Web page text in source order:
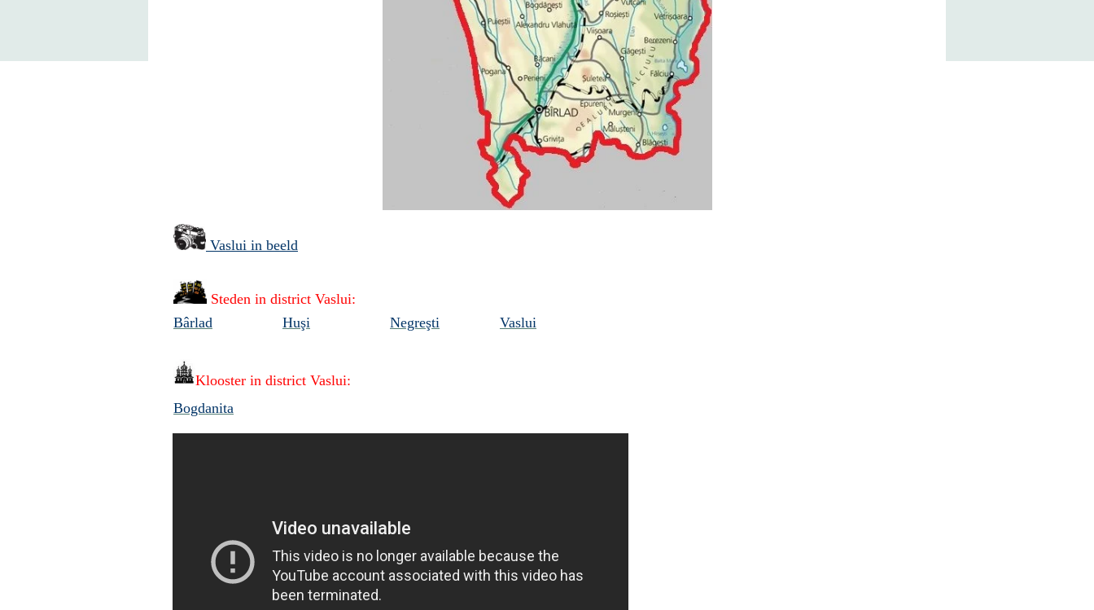
Vaslui in beeld
Steden in district Vaslui:
Bârlad
Huşi Negreşti Vaslui
Klooster in district Vaslui:
Bogdanita